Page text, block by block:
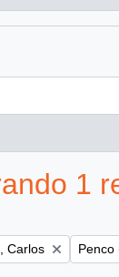
1
Carlos Penco